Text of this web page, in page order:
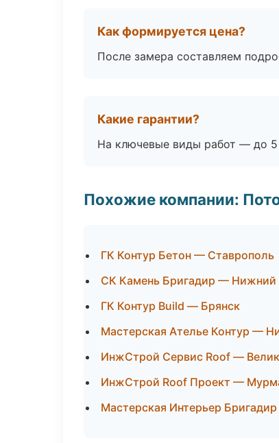
Как формируется цена?
После замера составляем
Какие гарантии?
На ключевые виды работ — до 5
Похожие компании:
ГК Контур Бетон — Ставрополь
СК Камень Бригадир — Нижний
ГК Контур Build — Брянск
Мастерская Ателье Контур —
ИнжСтрой Сервис Roof —
ИнжСтрой Roof Проект —
Мастерская Интерьер